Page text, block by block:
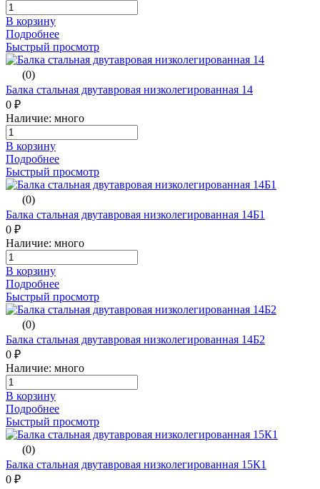
В корзину
Подробнее
Быстрый просмотр
(0)
Балка стальная двутавровая низколегированная 14
0 ₽
Наличие: много
В корзину
Подробнее
Быстрый просмотр
(0)
Балка стальная двутавровая низколегированная 14Б1
0 ₽
Наличие: много
В корзину
Подробнее
Быстрый просмотр
(0)
Балка стальная двутавровая низколегированная 14Б2
0 ₽
Наличие: много
В корзину
Подробнее
Быстрый просмотр
(0)
Балка стальная двутавровая низколегированная 15К1
0 ₽